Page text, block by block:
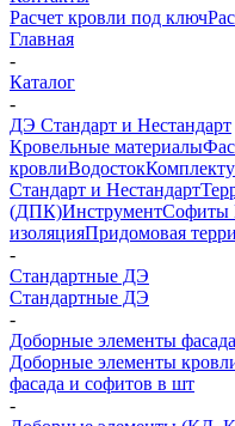
Расчет кровли под ключ
Главная
-
Каталог
-
ДЭ Стандарт и Нестандарт
Кровельные материалы
кровлиВодосток
Стандарт и Нестандарт
(ДПК)ИнструментСофиты
изоляцияПридомовая
-
Стандартные ДЭ
Стандартные ДЭ
-
Доборные элементы
Доборные элементы
фасада и софитов в шт
-